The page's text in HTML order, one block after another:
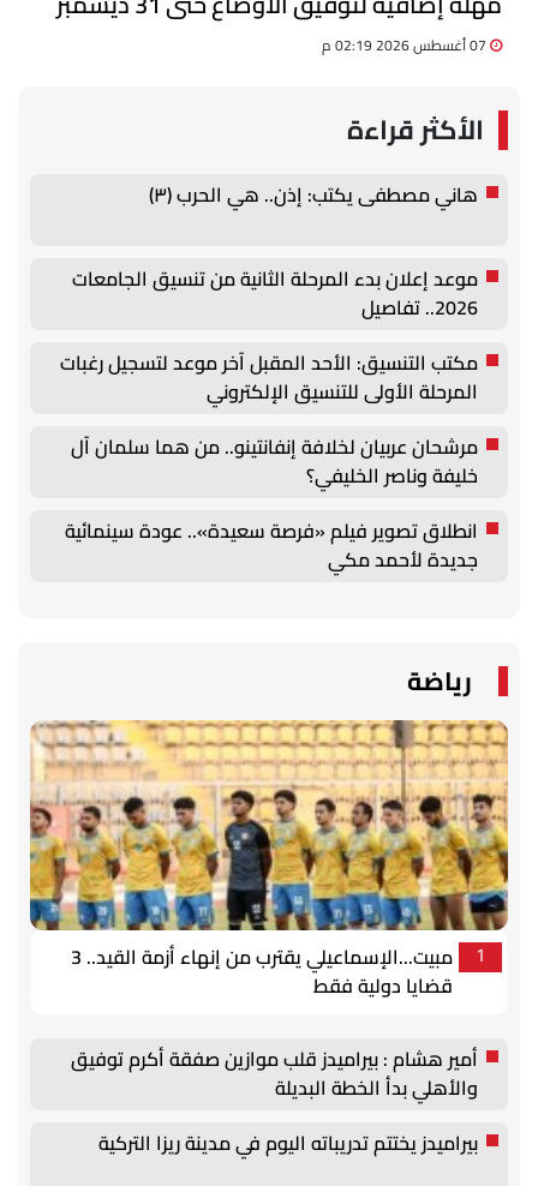
الأكثر قراءة
هاني مصطفى يكتب: إذن.. هي الحرب (٣)
موعد إعلان بدء المرحلة الثانية من تنسيق الجامعات
2026.. تفاصيل
مكتب التنسيق: الأحد المقبل آخر موعد لتسجيل رغبات
المرحلة الأولى للتنسيق الإلكتروني
مرشحان عربيان لخلافة إنفانتينو.. من هما سلمان آل
خليفة وناصر الخليفي؟
انطلاق تصوير فيلم «فرصة سعيدة».. عودة سينمائية
جديدة لأحمد مكي
رياضة
1
مبيت...الإسماعيلي يقترب من إنهاء أزمة القيد.. 3
قضايا دولية فقط
أمير هشام : بيراميدز قلب موازين صفقة أكرم توفيق
والأهلي بدأ الخطة البديلة
بيراميدز يختتم تدريباته اليوم في مدينة ريزا التركية